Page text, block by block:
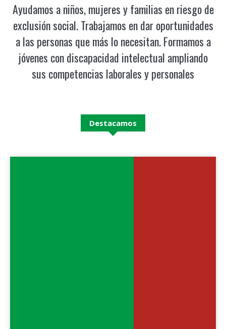
Ayudamos a niños, mujeres y familias en riesgo de
exclusión social. Trabajamos en dar oportunidades
a las personas que más lo necesitan. Formamos a
jóvenes con discapacidad intelectual ampliando
sus competencias laborales y personales
Destacamos